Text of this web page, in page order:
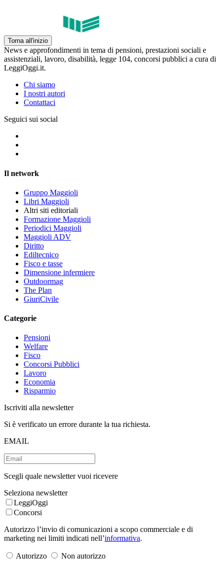
Torna all'inizio
News e approfondimenti in tema di pensioni, prestazioni sociali e
assistenziali, lavoro, disabilità, legge 104, concorsi pubblici a cura di
LeggiOggi.it.
Chi siamo
I nostri autori
Contattaci
Seguici sui social
Il network
Gruppo Maggioli
Libri Maggioli
Altri siti editoriali
Formazione Maggioli
Periodici Maggioli
Maggioli ADV
Diritto
Ediltecnico
Fisco e tasse
Dimensione infermiere
Outdoormag
The Plan
GiuriCivile
Categorie
Pensioni
Welfare
Fisco
Concorsi Pubblici
Lavoro
Economia
Risparmio
Iscriviti alla newsletter
Si è verificato un errore durante la tua richiesta.
EMAIL
Scegli quale newsletter vuoi ricevere
Seleziona newsletter
LeggiOggi
Concorsi
Autorizzo l’invio di comunicazioni a scopo commerciale e di
marketing nei limiti indicati nell’informativa.
Autorizzo Non autorizzo